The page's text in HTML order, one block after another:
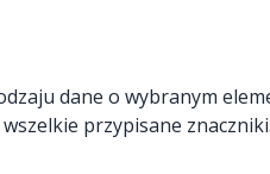
dane o wybranym
przypisane znaczniki.